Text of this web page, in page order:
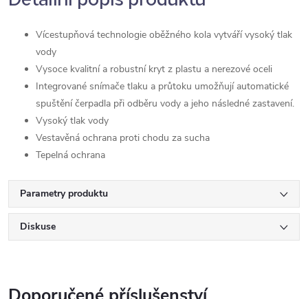
Vícestupňová technologie oběžného kola vytváří vysoký tlak
vody
Vysoce kvalitní a robustní kryt z plastu a nerezové oceli
Integrované snímače tlaku a průtoku umožňují automatické
spuštění čerpadla při odběru vody a jeho následné zastavení.
Vysoký tlak vody
Vestavěná ochrana proti chodu za sucha
Tepelná ochrana
Parametry produktu
Diskuse